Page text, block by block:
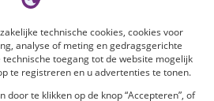
technische cookies, cookies voor
analyse of meting en gedragsgerichte
toegang tot de website mogelijk
te registreren en u advertenties te tonen.
door te klikken op de knop “Accepteren”, of